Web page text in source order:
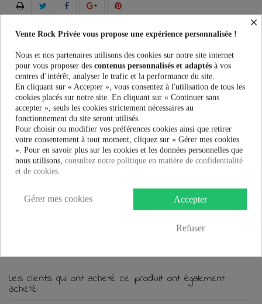
Plus que100,00 €et la livraison est offerte !
Guide des tailles
En savoir plus
Fiche technique
Marque
Tutu Banned Clothing
Les clients qui ont acheté ce produit ont également
acheté:
×
Vente Rock Privée vous propose une expérience personnalisée !
Nous et nos partenaires utilisons des cookies sur notre site internet
pour vous proposer des contenus personnalisés et adaptés à vos
centres d’intérêt, analyser le trafic et la performance du site.
En cliquant sur « Accepter », vous consentez à l'utilisation de tous les
cookies placés sur notre site. En cliquant sur « Continuer sans
accepter », seuls les cookies strictement nécessaires au
fonctionnement du site seront utilisés.
Pour choisir ou modifier vos préférences cookies ainsi que retirer
votre consentement à tout moment, cliquez sur « Gérer mes cookies
». Pour en savoir plus sur les cookies et les données personnelles que
nous utilisons, consultez notre politique en matière de confidentialité
et de cookies.
Accepter
Refuser
Gérer mes cookies